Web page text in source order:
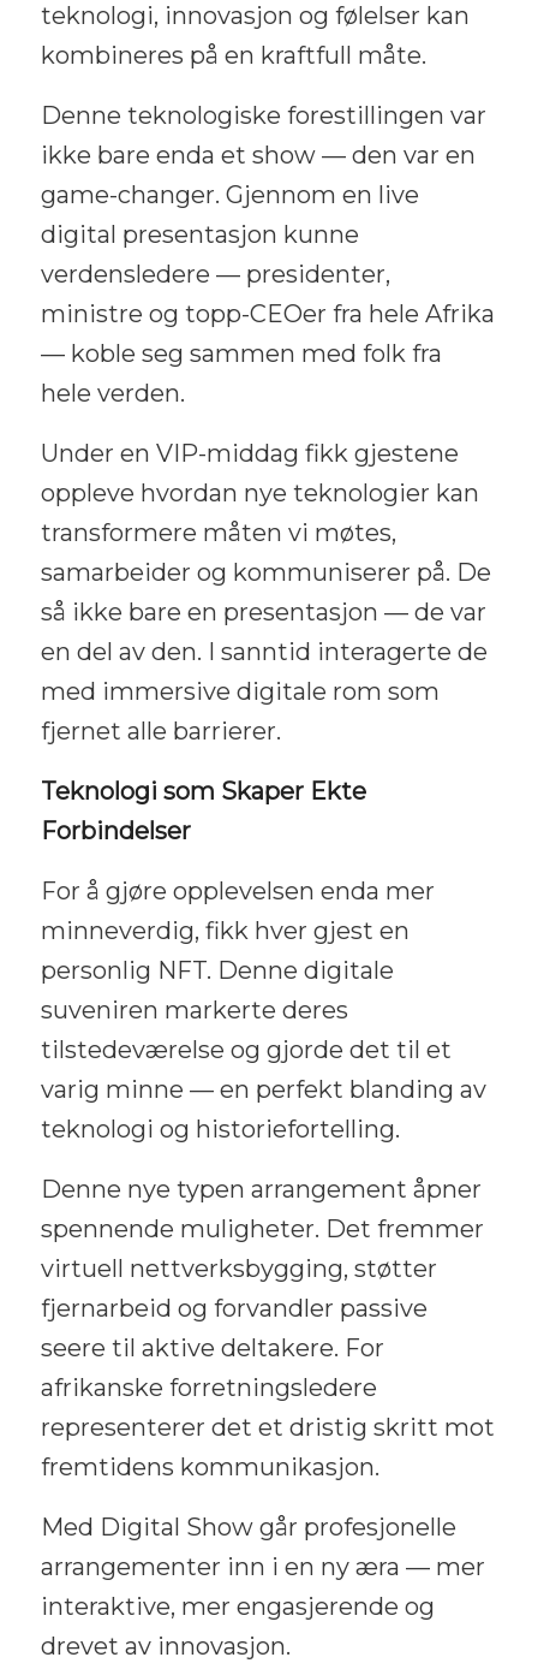
teknologi, innovasjon og følelser kan
kombineres på en kraftfull måte.
Denne teknologiske forestillingen var
ikke bare enda et show — den var en
game-changer. Gjennom en live
digital presentasjon kunne
verdensledere — presidenter,
ministre og topp-CEOer fra hele Afrika
— koble seg sammen med folk fra
hele verden.
Under en VIP-middag fikk gjestene
oppleve hvordan nye teknologier kan
transformere måten vi møtes,
samarbeider og kommuniserer på. De
så ikke bare en presentasjon — de var
en del av den. I sanntid interagerte de
med immersive digitale rom som
fjernet alle barrierer.
Teknologi som Skaper Ekte
Forbindelser
For å gjøre opplevelsen enda mer
minneverdig, fikk hver gjest en
personlig NFT. Denne digitale
suveniren markerte deres
tilstedeværelse og gjorde det til et
varig minne — en perfekt blanding av
teknologi og historiefortelling.
Denne nye typen arrangement åpner
spennende muligheter. Det fremmer
virtuell nettverksbygging, støtter
fjernarbeid og forvandler passive
seere til aktive deltakere. For
afrikanske forretningsledere
representerer det et dristig skritt mot
fremtidens kommunikasjon.
Med Digital Show går profesjonelle
arrangementer inn i en ny æra — mer
interaktive, mer engasjerende og
drevet av innovasjon.